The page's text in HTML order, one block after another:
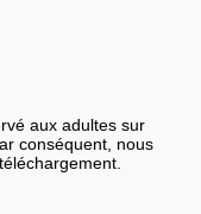
aux adultes sur
conséquent, nous